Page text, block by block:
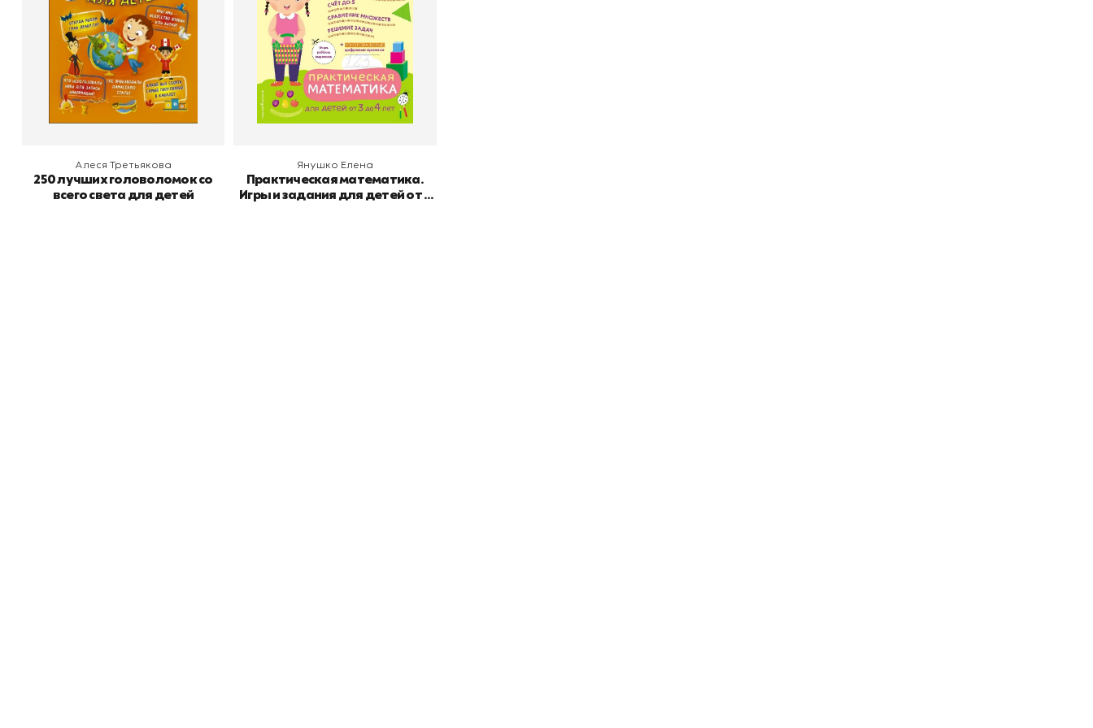
В корзину
Алеся Третьякова
250 лучших головоломок со
всего света для детей
В корзину
Янушко Елена
Практическая математика.
Игры и задания для детей от 3